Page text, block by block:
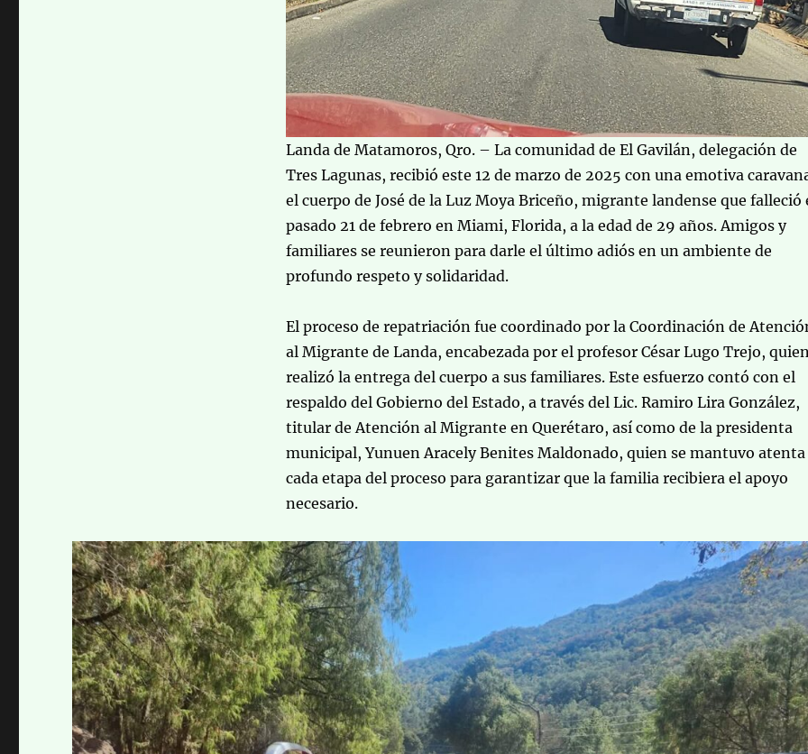
Landa de Matamoros, Qro. – La comunidad de El Gavilán, delegación de
Tres Lagunas, recibió este 12 de marzo de 2025 con una emotiva
el cuerpo de José de la Luz Moya Briceño, migrante landense que falleció
pasado 21 de febrero en Miami, Florida, a la edad de 29 años. Amigos y
familiares se reunieron para darle el último adiós en un ambiente de
profundo respeto y solidaridad.
El proceso de repatriación fue coordinado por la Coordinación de
al Migrante de Landa, encabezada por el profesor César Lugo Trejo,
realizó la entrega del cuerpo a sus familiares. Este esfuerzo contó con el
respaldo del Gobierno del Estado, a través del Lic. Ramiro Lira González,
titular de Atención al Migrante en Querétaro, así como de la presidenta
municipal, Yunuen Aracely Benites Maldonado, quien se mantuvo atenta
cada etapa del proceso para garantizar que la familia recibiera el apoyo
necesario.